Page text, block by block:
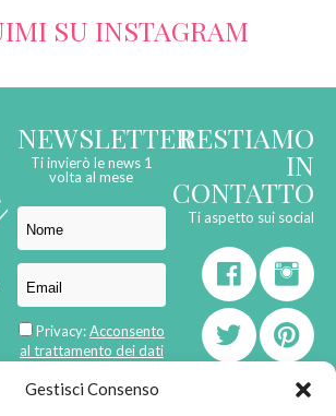
Gestisci Consenso
SU INSTAGRAM
NEWSLETTER
Ti invierò le news 1
volta al mese
Privacy:Acconsento
al trattamento dei dati
RESTIAMO
IN
CONTATTO
Ti aspetto sui social